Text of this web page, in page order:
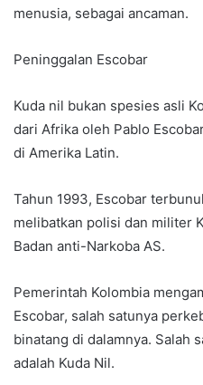
menusia, sebagai ancaman.
Peninggalan Escobar
Kuda nil bukan spesies asli
dari Afrika oleh Pablo
di Amerika Latin.
Tahun 1993, Escobar
melibatkan polisi dan militer
Badan anti-Narkoba AS.
Pemerintah Kolombia
Escobar, salah satunya
binatang di dalamnya. Salah
adalah Kuda Nil.